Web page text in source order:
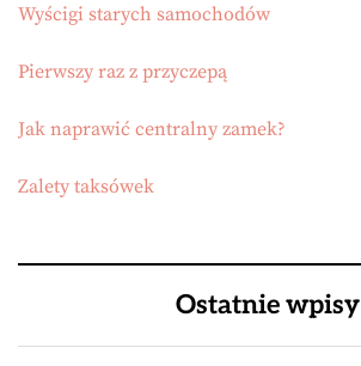
Wyścigi starych samochodów
Pierwszy raz z przyczepą
Jak naprawić centralny zamek?
Zalety taksówek
Ostatnie wpisy